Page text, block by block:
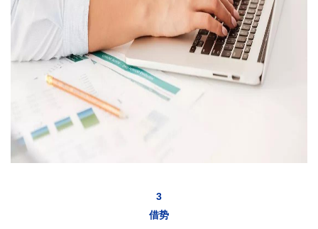
3
借势